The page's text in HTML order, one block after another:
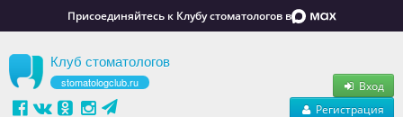
Присоединяйтесь к Клубу стоматологов в
Клуб стоматологов
stomatologclub.ru
Вход
Регистрация